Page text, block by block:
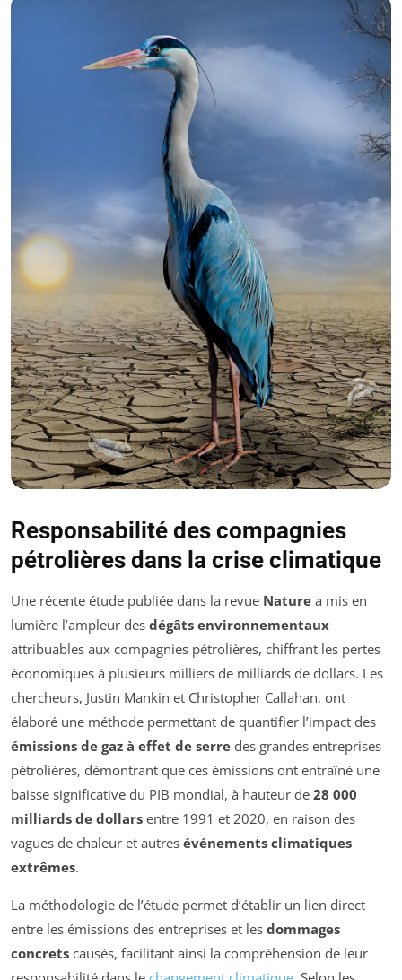
Responsabilité des compagnies
pétrolières dans la crise climatique
Une récente étude publiée dans la revue Nature a mis en
lumière l’ampleur des dégâts environnementaux
attribuables aux compagnies pétrolières, chiffrant les pertes
économiques à plusieurs milliers de milliards de dollars. Les
chercheurs, Justin Mankin et Christopher Callahan, ont
élaboré une méthode permettant de quantifier l’impact des
émissions de gaz à effet de serre des grandes entreprises
pétrolières, démontrant que ces émissions ont entraîné une
baisse significative du PIB mondial, à hauteur de 28 000
milliards de dollars entre 1991 et 2020, en raison des
vagues de chaleur et autres événements climatiques
extrêmes.
La méthodologie de l’étude permet d’établir un lien direct
entre les émissions des entreprises et les dommages
concrets causés, facilitant ainsi la compréhension de leur